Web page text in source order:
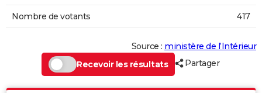
Nombre de votants 417
Source : ministère de l’Intérieur
Recevoir les résultats
Partager